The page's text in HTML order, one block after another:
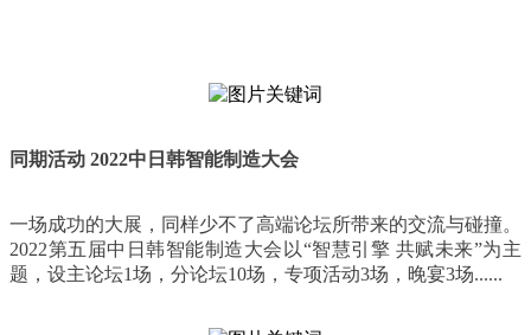
同期活动 2022中日韩智能制造大会
一场成功的大展，同样少不了高端论坛所带来的交流与碰撞。
2022第五届中日韩智能制造大会以“智慧引擎 共赋未来”为主
题，设主论坛1场，分论坛10场，专项活动3场，晚宴3场......